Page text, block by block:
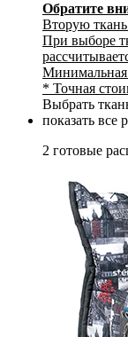
Обратите
Вторую ткань
При выборе
Минимальная
* Точная
Выбрать
показать все
2 готовые